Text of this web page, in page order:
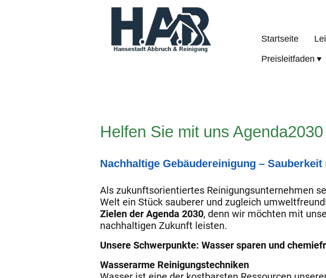
Startseite
Preisleitfaden
Helfen Sie mit uns
Nachhaltige Gebäudereinigung –
Als zukunftsorientiertes Reinigungsunternehmen
Welt ein Stück sauberer und zugleich
Zielen der Agenda 2030, denn wir möchten mit
nachhaltigen Zukunft leisten.
Unsere Schwerpunkte: Wasser sparen und
Wasserarme Reinigungstechniken